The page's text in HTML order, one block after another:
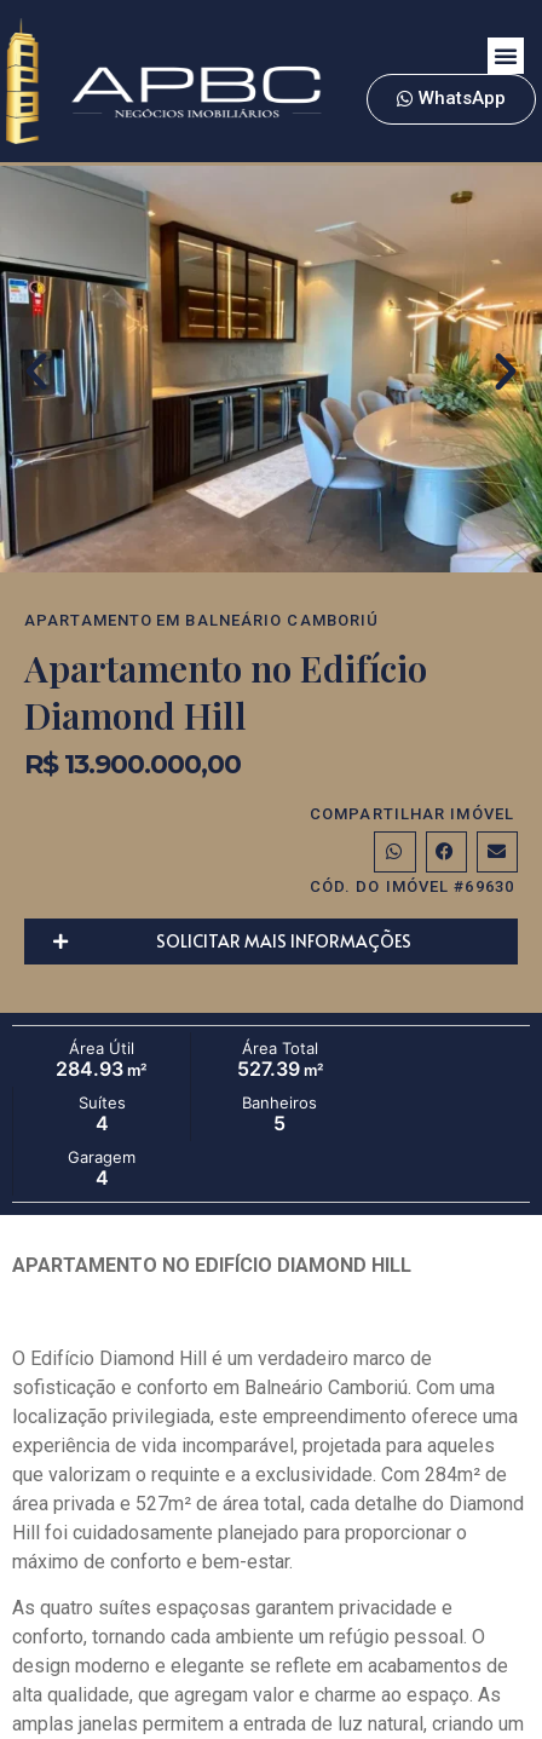
WhatsApp
APARTAMENTO EM BALNEÁRIO CAMBORIÚ
Apartamento no Edifício
Diamond Hill
R$ 13.900.000,00
COMPARTILHAR IMÓVEL
CÓD. DO IMÓVEL #69630
SOLICITAR MAIS INFORMAÇÕES
Área Útil
284.93 m²
Área Total
527.39m²
Suítes
4
Banheiros
5
Garagem
4
APARTAMENTO NO EDIFÍCIO DIAMOND HILL
O Edifício Diamond Hill é um verdadeiro marco de
sofisticação e conforto em Balneário Camboriú. Com uma
localização privilegiada, este empreendimento oferece uma
experiência de vida incomparável, projetada para aqueles
que valorizam o requinte e a exclusividade. Com 284m² de
área privada e 527m² de área total, cada detalhe do Diamond
Hill foi cuidadosamente planejado para proporcionar o
máximo de conforto e bem-estar.
As quatro suítes espaçosas garantem privacidade e
conforto, tornando cada ambiente um refúgio pessoal. O
design moderno e elegante se reflete em acabamentos de
alta qualidade, que agregam valor e charme ao espaço. As
amplas janelas permitem a entrada de luz natural, criando um